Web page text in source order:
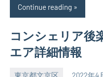
Continue reading
コンシェリア後
エア詳細情報
東京都文京区 2022年4